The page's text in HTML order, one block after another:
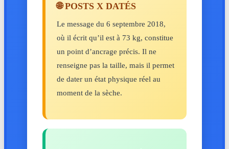
🌐 POSTS X DATÉS
Le message du 6 septembre 2018,
où il écrit qu’il est à 73 kg, constitue
un point d’ancrage précis. Il ne
renseigne pas la taille, mais il permet
de dater un état physique réel au
moment de la sèche.